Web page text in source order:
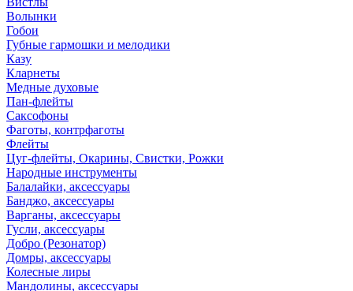
Волынки
Гобои
Губные гармошки и мелодики
Казу
Кларнеты
Медные духовые
Пан-флейты
Саксофоны
Фаготы, контрфаготы
Флейты
Цуг-флейты, Окарины, Свистки, Рожки
Народные инструменты
Балалайки, аксессуары
Банджо, аксессуары
Варганы, аксессуары
Гусли, аксессуары
Добро (Резонатор)
Домры, аксессуары
Колесные лиры
Мандолины, аксессуары